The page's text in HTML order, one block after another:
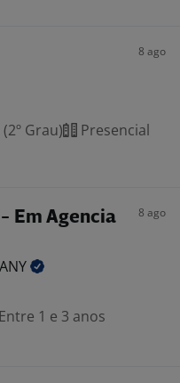
8 ago
Grau)
Presencial
Em Agencia
8 ago
Entre 1 e 3 anos